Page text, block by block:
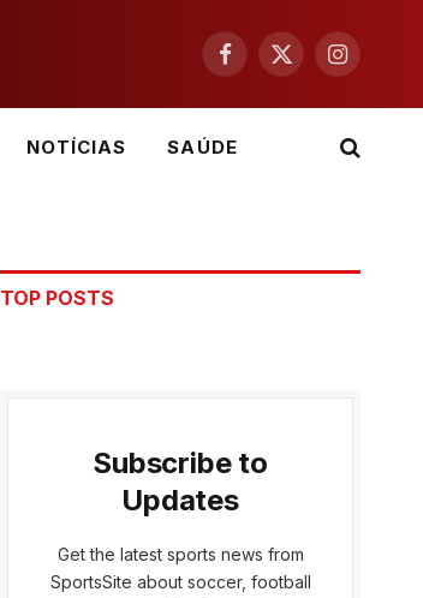
Facebook
X
Instagram
NOTÍCIAS SAÚDE
TOP POSTS
Subscribe to
Updates
Get the latest sports news from
SportsSite about soccer, football